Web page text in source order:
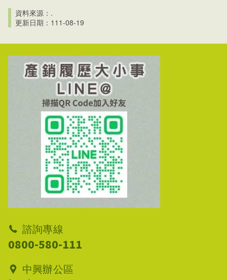
資料來源：.
更新日期：111-08-19
諮詢專線
0800-580-111
中興辦公區